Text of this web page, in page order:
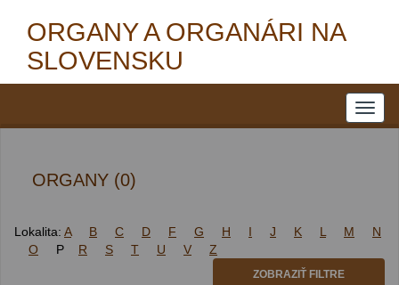
ORGANY A ORGANÁRI NA
SLOVENSKU
ORGANY (0)
Lokalita: A B C D F G H I J K L M
N
O P R S T U V Z
ZOBRAZIŤ FILTRE